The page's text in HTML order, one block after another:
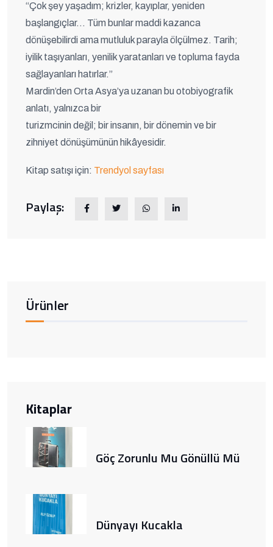
“Çok şey yaşadım; krizler, kayıplar, yeniden
başlangıçlar… Tüm bunlar maddi kazanca
dönüşebilirdi ama mutluluk parayla ölçülmez. Tarih;
iyilik taşıyanları, yenilik yaratanları ve topluma fayda
sağlayanları hatırlar.”
Mardin’den Orta Asya’ya uzanan bu otobiyografik
anlatı, yalnızca bir
turizmcinin değil; bir insanın, bir dönemin ve bir
zihniyet dönüşümünün hikâyesidir.
Kitap satışı için: Trendyol sayfası
Paylaş:
Ürünler
Kitaplar
Göç Zorunlu Mu Gönüllü Mü
Dünyayı Kucakla